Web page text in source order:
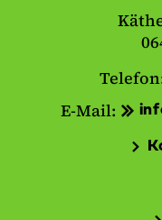
E-Mail: